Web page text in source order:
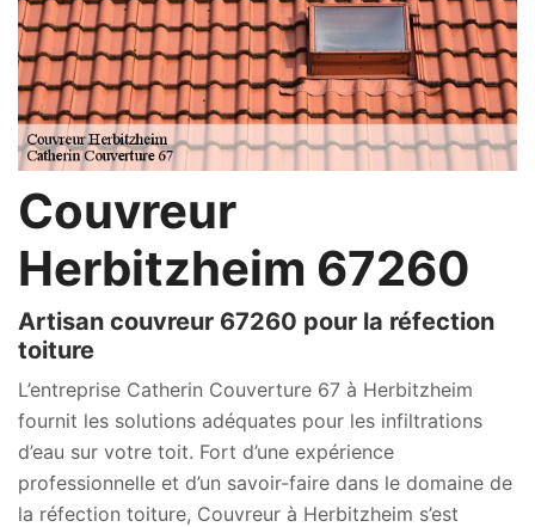
Couvreur
Herbitzheim 67260
Artisan couvreur 67260 pour la réfection
toiture
L’entreprise Catherin Couverture 67 à Herbitzheim
fournit les solutions adéquates pour les infiltrations
d’eau sur votre toit. Fort d’une expérience
professionnelle et d’un savoir-faire dans le domaine de
la réfection toiture, Couvreur à Herbitzheim s’est